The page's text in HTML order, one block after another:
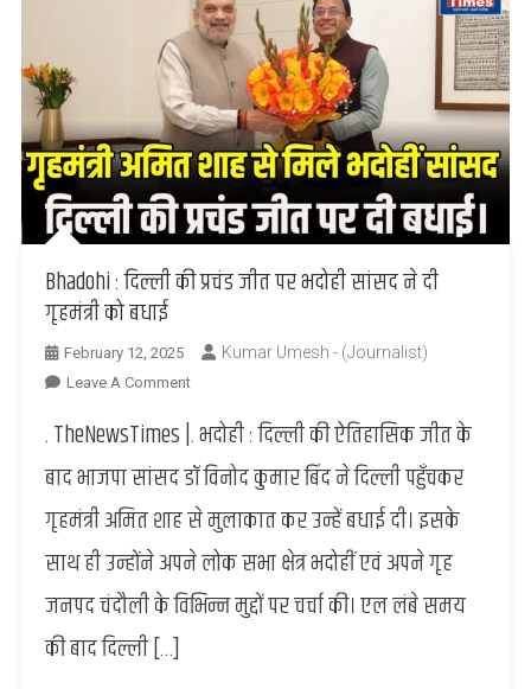
Bhadohi : दिल्ली की प्रचंड जीत पर भदोही सांसद ने दी
गृहमंत्री को बधाई
February 12, 2025 Kumar Umesh - (Journalist)
Leave A CommentOn
दिल्ली
की
प्रचंड
पर
भदोही
. TheNewsTimes |. भदोही : दिल्ली की ऐतिहासिक जीत के
बाद भाजपा सांसद डॉ विनोद कुमार बिंद ने दिल्ली पहुँचकर
गृहमंत्री अमित शाह से मुलाकात कर उन्हें बधाई दी। इसके
साथ ही उन्होंने अपने लोक सभा क्षेत्र भदोहीं एवं अपने गृह
जनपद चंदौली के विभिन्न मुद्दों पर चर्चा की। एल लंबे समय
की बाद दिल्ली […]